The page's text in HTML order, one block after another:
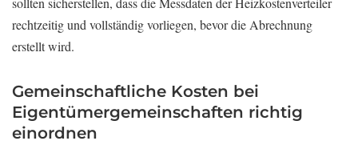
rechtzeitig und vollständig vorliegen, bevor die Abrechnung
erstellt wird.
Gemeinschaftliche Kosten bei
Eigentümergemeinschaften richtig
einordnen